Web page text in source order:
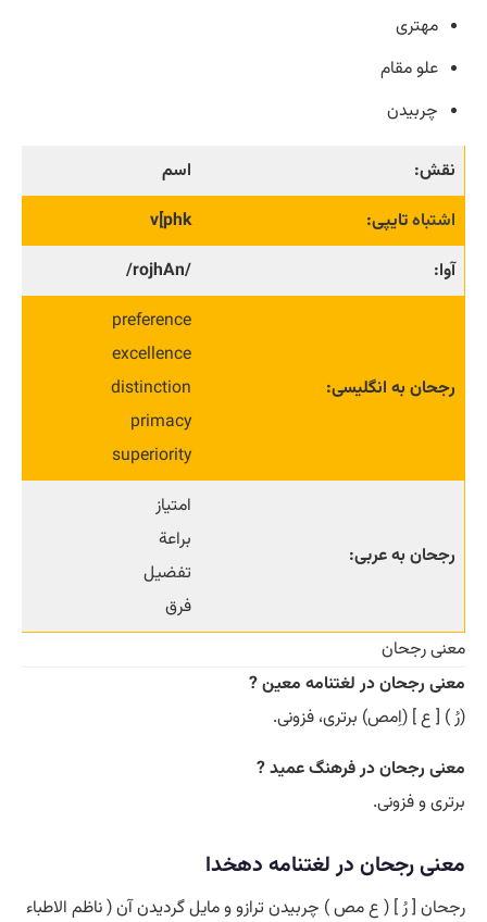
مهتری
علو مقام
چربیدن
نقش:
اسم
اشتباهتایپی:
v[phk
آوا:
/rojhAn/
رجحان به انگلیسی:
preference
excellence
distinction
primacy
superiority
رجحان به عربی:
امتیاز
براعة
تفضیل
فرق
معنی رجحان
معنی رجحان در لغتنامه معین ?
(رُ ) [ ع ] (اِمص) برتری، فزونی.
معنی رجحان در فرهنگ عمید ?
برتری و فزونی.
معنی رجحان در لغتنامه دهخدا
رجحان [ رُ ] ( ع مص ) چربیدن ترازو و مایل گردیدن آن ( ناظم الاطباء